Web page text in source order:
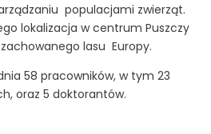
populacjami zwierząt.
lokalizacja w centrum Puszczy
lasu Europy.
58 pracowników, w tym 23
oraz 5 doktorantów.